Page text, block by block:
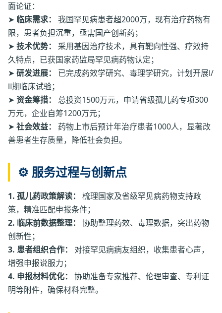
面论证：
➤ 临床需求：
我国罕见病患者超2000万，现有治疗药物有
限，患者负担沉重，亟需国产创新药；
➤ 技术优势：
采用基因治疗技术，具有靶向性强、疗效持
久特点，已获国家药监局罕见病药物认定；
➤ 研发进展：
已完成药效学研究、毒理学研究，计划开展Ⅰ/
Ⅱ期临床试验；
➤ 资金筹措：
总投资1500万元，申请省级孤儿药专项300
万元，企业自筹1200万元；
➤ 社会效益：
药物上市后预计年治疗患者1000人，显著改
善患者生存质量，降低社会负担。
⚙️ 服务过程与创新点
1. 孤儿药政策解读：
梳理国家及省级罕见病药物支持政
策，精准匹配申报条件；
2. 临床前数据整理：
协助整理药效、毒理数据，突出药物
创新性；
3. 患者组织合作：
对接罕见病病友组织，收集患者心声，
增强申报说服力；
4. 申报材料优化：
协助准备专家推荐、伦理审查、专利证
明等附件，确保材料完整。